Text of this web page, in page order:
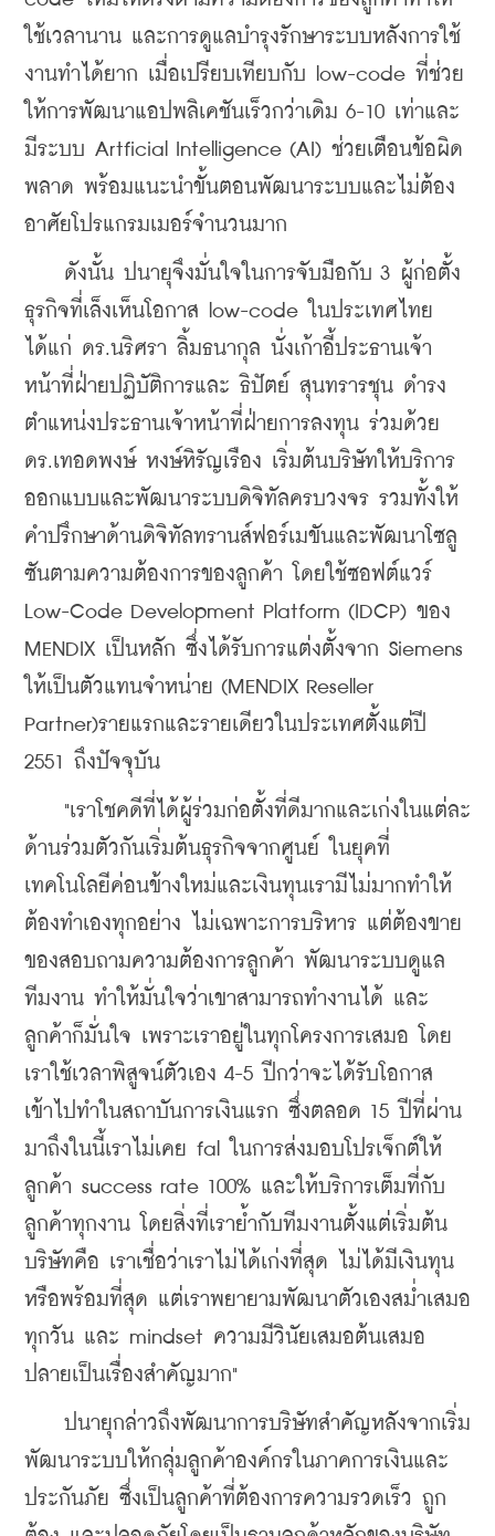
ใช้เวลานาน และการดูแลบำรุงรักษาระบบหลังการใช้
งานทำได้ยาก เมื่อเปรียบเทียบกับ low-code ที่ช่วย
ให้การพัฒนาแอปพลิเคชันเร็วกว่าเดิม 6-10 เท่าและ
มีระบบ Artficial Intelligence (AI) ช่วยเตือนข้อผิด
พลาด พร้อมแนะนำขั้นตอนพัฒนาระบบและไม่ต้อง
อาศัยโปรแกรมเมอร์จำนวนมาก
ดังนั้น ปนายุจึงมั่นใจในการจับมือกับ 3 ผู้ก่อตั้ง
ธุรกิจที่เล็งเห็นโอกาส low-code ในประเทศไทย
ได้แก่ ดร.นริศรา ลิ้มธนากุล นั่งเก้าอี้ประธานเจ้า
หน้าที่ฝ่ายปฏิบัติการและ ธิปัตย์ สุนทรารชุน ดำรง
ตำแหน่งประธานเจ้าหน้าที่ฝ่ายการลงทุน ร่วมด้วย
ดร.เทอดพงษ์ หงษ์หิรัญเรือง เริ่มต้นบริษัทให้บริการ
ออกแบบและพัฒนาระบบดิจิทัลครบวงจร รวมทั้งให้
คำปรึกษาด้านดิจิทัลทรานส์ฟอร์เมขันและพัฒนาโซลู
ซันตามความต้องการของลูกค้า โดยใช้ซอฟต์แวร์
Low-Code Development Platform (IDCP) ของ
MENDIX เป็นหลัก ซึ่งได้รับการแต่งตั้งจาก Siemens
ให้เป็นตัวแทนจำหน่าย (MENDIX Reseller
Partner)รายแรกและรายเดียวในประเทศตั้งแต่ปี
2551 ถึงปัจจุบัน
"เราโชคดีที่ได้ผู้ร่วมก่อตั้งที่ดีมากและเก่งในแต่ละ
ด้านร่วมตัวกันเริ่มต้นธุรกิจจากศูนย์ ในยุคที่
เทคโนโลยีค่อนข้างใหม่และเงินทุนเรามีไม่มากทำให้
ต้องทำเองทุกอย่าง ไม่เฉพาะการบริหาร แต่ต้องขาย
ของสอบถามความต้องการลูกค้า พัฒนาระบบดูแล
ทีมงาน ทำให้มั่นใจว่าเขาสามารถทำงานได้ และ
ลูกค้าก็มั่นใจ เพราะเราอยู่ในทุกโครงการเสมอ โดย
เราใช้เวลาพิสูจน์ตัวเอง 4-5 ปีกว่าจะได้รับโอกาส
เข้าไปทำในสถาบันการเงินแรก ซึ่งตลอด 15 ปีที่ผ่าน
มาถึงในนี้เราไม่เคย fal ในการส่งมอบโปรเจ็กต์ให้
ลูกค้า success rate 100% และให้บริการเต็มที่กับ
ลูกค้าทุกงาน โดยสิ่งที่เราย้ำกับทีมงานตั้งแต่เริ่มต้น
บริษัทคือ เราเชื่อว่าเราไม่ได้เก่งที่สุด ไม่ได้มีเงินทุน
หรือพร้อมที่สุด แต่เราพยายามพัฒนาตัวเองสม่ำเสมอ
ทุกวัน และ mindset ความมีวินัยเสมอต้นเสมอ
ปลายเป็นเรื่องสำคัญมาก"
ปนายุกล่าวถึงพัฒนาการบริษัทสำคัญหลังจากเริ่ม
พัฒนาระบบให้กลุ่มลูกค้าองค์กรในภาคการเงินและ
ประกันภัย ซึ่งเป็นลูกค้าที่ต้องการความรวดเร็ว ถูก